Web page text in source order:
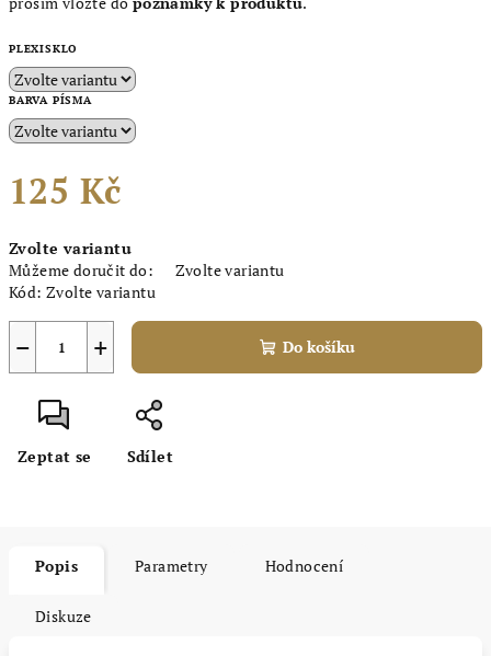
PLEXISKLO
BARVA PÍSMA
125 Kč
cena:
Zvolte variantu
Můžeme doručit do:
Zvolte variantu
Kód: Zvolte variantu
+
− Do košíku
Zeptat se Sdílet
Popis Parametry Hodnocení
Diskuze